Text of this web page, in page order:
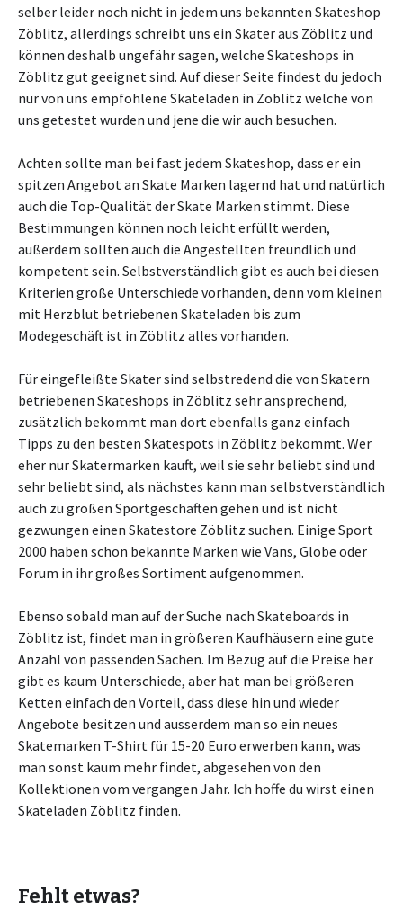
selber leider noch nicht in jedem uns bekannten Skateshop
Zöblitz, allerdings schreibt uns ein Skater aus Zöblitz und
können deshalb ungefähr sagen, welche Skateshops in
Zöblitz gut geeignet sind. Auf dieser Seite findest du jedoch
nur von uns empfohlene Skateladen in Zöblitz welche von
uns getestet wurden und jene die wir auch besuchen.
Achten sollte man bei fast jedem Skateshop, dass er ein
spitzen Angebot an Skate Marken lagernd hat und natürlich
auch die Top-Qualität der Skate Marken stimmt. Diese
Bestimmungen können noch leicht erfüllt werden,
außerdem sollten auch die Angestellten freundlich und
kompetent sein. Selbstverständlich gibt es auch bei diesen
Kriterien große Unterschiede vorhanden, denn vom kleinen
mit Herzblut betriebenen Skateladen bis zum
Modegeschäft ist in Zöblitz alles vorhanden.
Für eingefleißte Skater sind selbstredend die von Skatern
betriebenen Skateshops in Zöblitz sehr ansprechend,
zusätzlich bekommt man dort ebenfalls ganz einfach
Tipps zu den besten Skatespots in Zöblitz bekommt. Wer
eher nur Skatermarken kauft, weil sie sehr beliebt sind und
sehr beliebt sind, als nächstes kann man selbstverständlich
auch zu großen Sportgeschäften gehen und ist nicht
gezwungen einen Skatestore Zöblitz suchen. Einige Sport
2000 haben schon bekannte Marken wie Vans, Globe oder
Forum in ihr großes Sortiment aufgenommen.
Ebenso sobald man auf der Suche nach Skateboards in
Zöblitz ist, findet man in größeren Kaufhäusern eine gute
Anzahl von passenden Sachen. Im Bezug auf die Preise her
gibt es kaum Unterschiede, aber hat man bei größeren
Ketten einfach den Vorteil, dass diese hin und wieder
Angebote besitzen und ausserdem man so ein neues
Skatemarken T-Shirt für 15-20 Euro erwerben kann, was
man sonst kaum mehr findet, abgesehen von den
Kollektionen vom vergangen Jahr. Ich hoffe du wirst einen
Skateladen Zöblitz finden.
Fehlt etwas?